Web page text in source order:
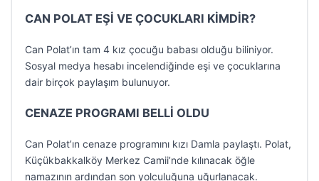
CAN POLAT EŞİ VE ÇOCUKLARI KİMDİR?
Can Polat’ın tam 4 kız çocuğu babası olduğu biliniyor.
Sosyal medya hesabı incelendiğinde eşi ve çocuklarına
dair birçok paylaşım bulunuyor.
CENAZE PROGRAMI BELLİ OLDU
Can Polat’ın cenaze programını kızı Damla paylaştı. Polat,
Küçükbakkalköy Merkez Camii’nde kılınacak öğle
namazının ardından son yolculuğuna uğurlanacak.